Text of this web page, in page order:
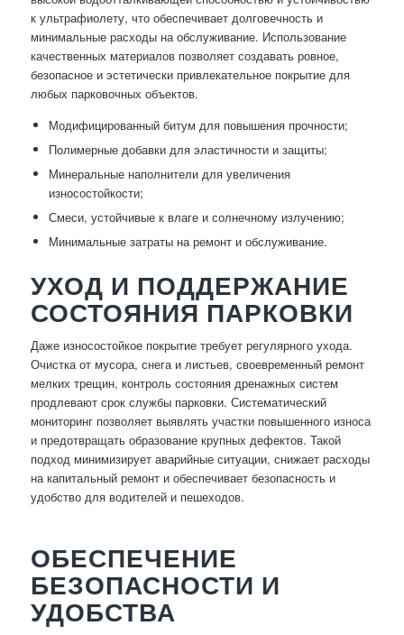
к ультрафиолету, что обеспечивает долговечность и
минимальные расходы на обслуживание. Использование
качественных материалов позволяет создавать ровное,
безопасное и эстетически привлекательное покрытие для
любых парковочных объектов.
Модифицированный битум для повышения прочности;
Полимерные добавки для эластичности и защиты;
Минеральные наполнители для увеличения
износостойкости;
Смеси, устойчивые к влаге и солнечному излучению;
Минимальные затраты на ремонт и обслуживание.
УХОД И ПОДДЕРЖАНИЕ
СОСТОЯНИЯ ПАРКОВКИ
Даже износостойкое покрытие требует регулярного ухода.
Очистка от мусора, снега и листьев, своевременный ремонт
мелких трещин, контроль состояния дренажных систем
продлевают срок службы парковки. Систематический
мониторинг позволяет выявлять участки повышенного износа
и предотвращать образование крупных дефектов. Такой
подход минимизирует аварийные ситуации, снижает расходы
на капитальный ремонт и обеспечивает безопасность и
удобство для водителей и пешеходов.
ОБЕСПЕЧЕНИЕ
БЕЗОПАСНОСТИ И
УДОБСТВА